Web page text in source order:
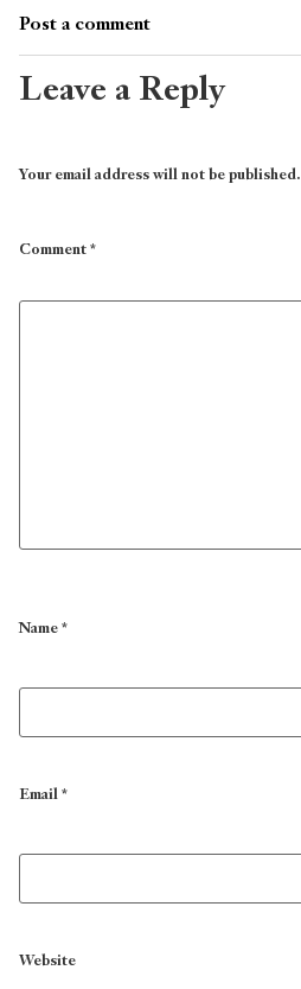
Post a comment
Leave a Reply
Your email address will not be published.
Comment*
Name*
Email*
Website